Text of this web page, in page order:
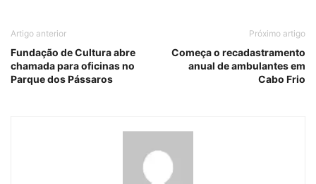
Artigo anterior
Fundação de Cultura abre
chamada para oficinas no
Parque dos Pássaros
Próximo artigo
Começa o recadastramento
anual de ambulantes em
Cabo Frio